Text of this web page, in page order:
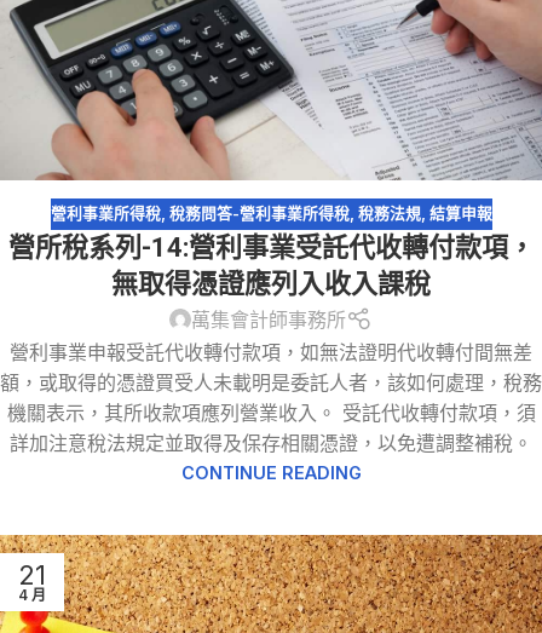
營利事業所得稅, 稅務問答-營利事業所得稅, 稅務法規, 結算申報
營所稅系列-14:營利事業受託代收轉付款項，
無取得憑證應列入收入課稅
萬集會計師事務所
營利事業申報受託代收轉付款項，如無法證明代收轉付間無差
額，或取得的憑證買受人未載明是委託人者，該如何處理，稅務
機關表示，其所收款項應列營業收入。 受託代收轉付款項，須
詳加注意稅法規定並取得及保存相關憑證，以免遭調整補稅。
CONTINUE READING
21
4 月